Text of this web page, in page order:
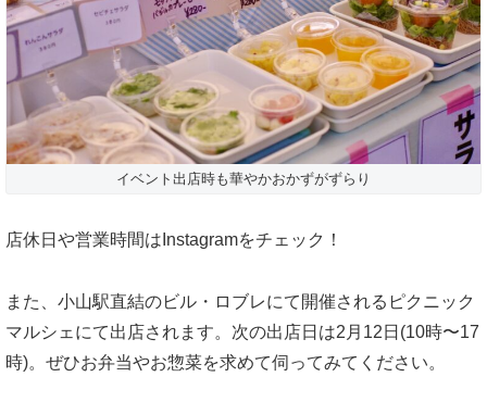
イベント出店時も華やかおかずがずらり
店休日や営業時間はInstagramをチェック！
また、小山駅直結のビル・ロブレにて開催されるピクニック
マルシェにて出店されます。次の出店日は2月12日(10時〜17
時)。ぜひお弁当やお惣菜を求めて伺ってみてください。